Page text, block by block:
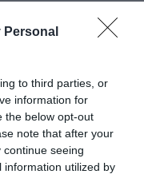
Personal
to third parties, or
information for
the below opt-out
note that after your
seeing
information utilized by
a tőkéd teljesen
forintot, az 3 hónap
Pontosan ahhoz a
a pénz kelleni
hatását,és nem
a banknak.